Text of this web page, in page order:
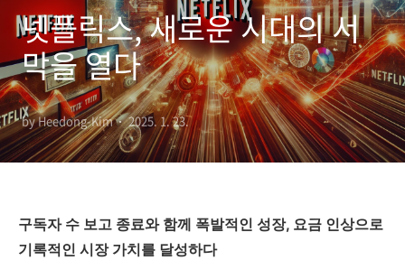
넷플릭스, 새로운 시대의 서
막을 열다
by Heedong-Kim 2025. 1. 23.
구독자 수 보고 종료와 함께 폭발적인 성장, 요금 인상으로
기록적인 시장 가치를 달성하다